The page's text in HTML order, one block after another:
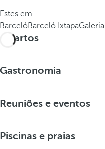
Estes em
BarcelóBarceló IxtapaGaleria
Quartos
Gastronomia
Reuniões e eventos
Piscinas e praias